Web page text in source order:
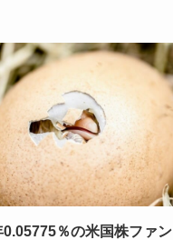
％の米国株ファン